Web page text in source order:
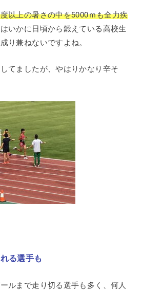
以上の暑さの中を5000ｍも全力疾
いかに日頃から鍛えている高校生
り兼ねないですよね。
てましたが、やはりかなり辛そ
る選手も
ルまで走り切る選手も多く、何人